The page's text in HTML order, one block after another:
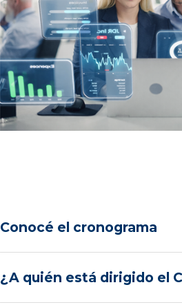
Conocé el cronograma
¿A quién está dirigido el